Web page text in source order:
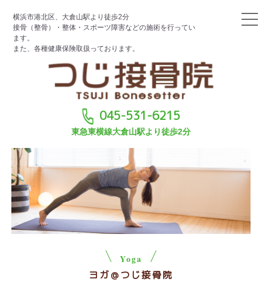
横浜市港北区、大倉山駅より徒歩2分
接骨（整骨）・整体・スポーツ障害などの施術を行ってい
ます。
また、各種健康保険取扱っております。
045-531-6215
東急東横線大倉山駅より徒歩2分
Yoga
ヨガ＠つじ接骨院